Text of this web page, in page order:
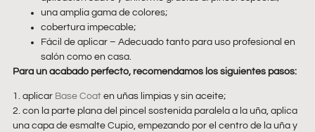
una amplia gama de colores;
cobertura impecable;
Fácil de aplicar – Adecuado tanto para uso profesional en
salón como en casa.
Para un acabado perfecto, recomendamos los siguientes pasos:
1. aplicar Base Coat en uñas limpias y sin aceite;
2. con la parte plana del pincel sostenida paralela a la uña, aplica
una capa de esmalte Cupio, empezando por el centro de la uña y